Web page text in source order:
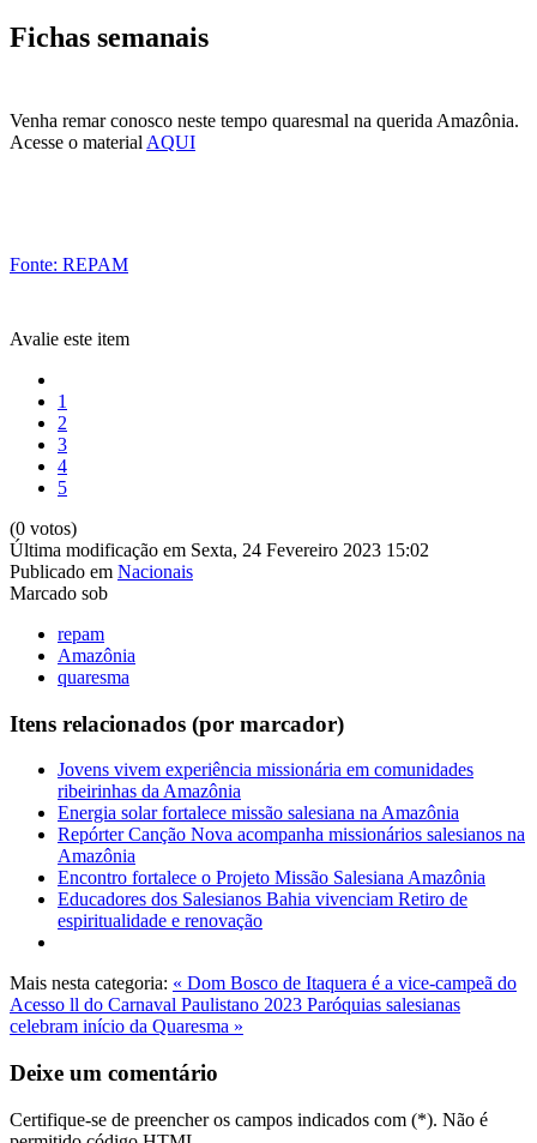
Fichas semanais
Venha remar conosco neste tempo quaresmal na querida Amazônia.
Acesse o material AQUI
Fonte: REPAM
Avalie este item
1
2
3
4
5
(0 votos)
Última modificação em Sexta, 24 Fevereiro 2023 15:02
Publicado em Nacionais
Marcado sob
repam
Amazônia
quaresma
Itens relacionados (por marcador)
Jovens vivem experiência missionária em comunidades
ribeirinhas da Amazônia
Energia solar fortalece missão salesiana na Amazônia
Repórter Canção Nova acompanha missionários salesianos na
Amazônia
Encontro fortalece o Projeto Missão Salesiana Amazônia
Educadores dos Salesianos Bahia vivenciam Retiro de
espiritualidade e renovação
Mais nesta categoria: « Dom Bosco de Itaquera é a vice-campeã do
Acesso ll do Carnaval Paulistano 2023 Paróquias salesianas
celebram início da Quaresma »
Deixe um comentário
Certifique-se de preencher os campos indicados com (*). Não é